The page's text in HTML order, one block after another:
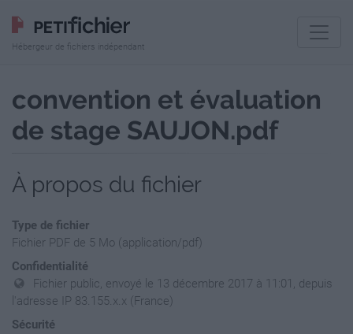
Hébergeur de fichiers indépendant
convention et évaluation
de stage SAUJON.pdf
À propos du fichier
Type de fichier
Fichier PDF de 5 Mo (application/pdf)
Confidentialité
Fichier public, envoyé le 13 décembre 2017 à 11:01, depuis
l'adresse IP 83.155.x.x (France)
Sécurité